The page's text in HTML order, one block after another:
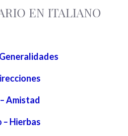
EN ITALIANO
Amistad
Hierbas